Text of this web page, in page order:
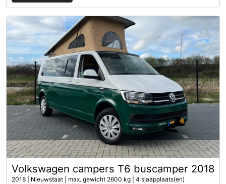
Volkswagen campers T6 buscamper 2018
2018 | Nieuwstaat | max. gewicht 2600 kg | 4 slaapplaats(en)